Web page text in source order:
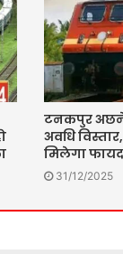
टनकपुर
अवधि
मिलेगा
31/12/2025